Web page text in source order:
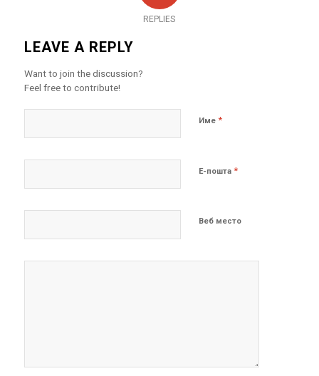
REPLIES
LEAVE A REPLY
Want to join the discussion?
Feel free to contribute!
Име *
Е-пошта *
Веб место